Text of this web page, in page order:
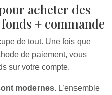
acheter des
+ commande
de tout. Une fois que
de paiement, vous
sur votre compte.
modernes. L’ensemble